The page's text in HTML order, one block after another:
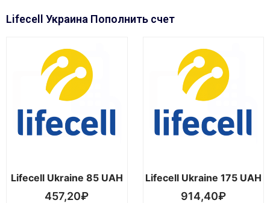
Lifecell Украина Пополнить счет
Lifecell Ukraine 85 UAH
457,20₽
Lifecell Ukraine 175 UAH
914,40₽